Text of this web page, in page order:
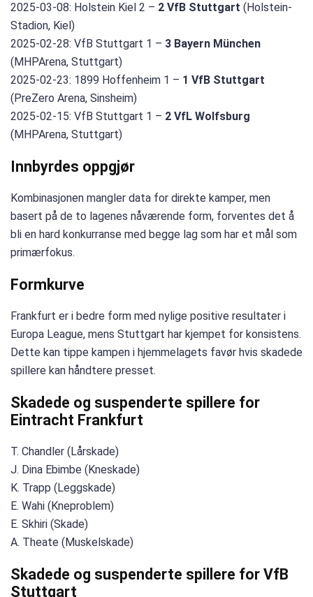
2025-03-08: Holstein Kiel 2 – 2 VfB Stuttgart (Holstein-
Stadion, Kiel)
2025-02-28: VfB Stuttgart 1 – 3 Bayern München
(MHPArena, Stuttgart)
2025-02-23: 1899 Hoffenheim 1 – 1 VfB Stuttgart
(PreZero Arena, Sinsheim)
2025-02-15: VfB Stuttgart 1 – 2 VfL Wolfsburg
(MHPArena, Stuttgart)
Innbyrdes oppgjør
Kombinasjonen mangler data for direkte kamper, men
basert på de to lagenes nåværende form, forventes det å
bli en hard konkurranse med begge lag som har et mål som
primærfokus.
Formkurve
Frankfurt er i bedre form med nylige positive resultater i
Europa League, mens Stuttgart har kjempet for konsistens.
Dette kan tippe kampen i hjemmelagets favør hvis skadede
spillere kan håndtere presset.
Skadede og suspenderte spillere for
Eintracht Frankfurt
T. Chandler (Lårskade)
J. Dina Ebimbe (Kneskade)
K. Trapp (Leggskade)
E. Wahi (Kneproblem)
E. Skhiri (Skade)
A. Theate (Muskelskade)
Skadede og suspenderte spillere for VfB
Stuttgart